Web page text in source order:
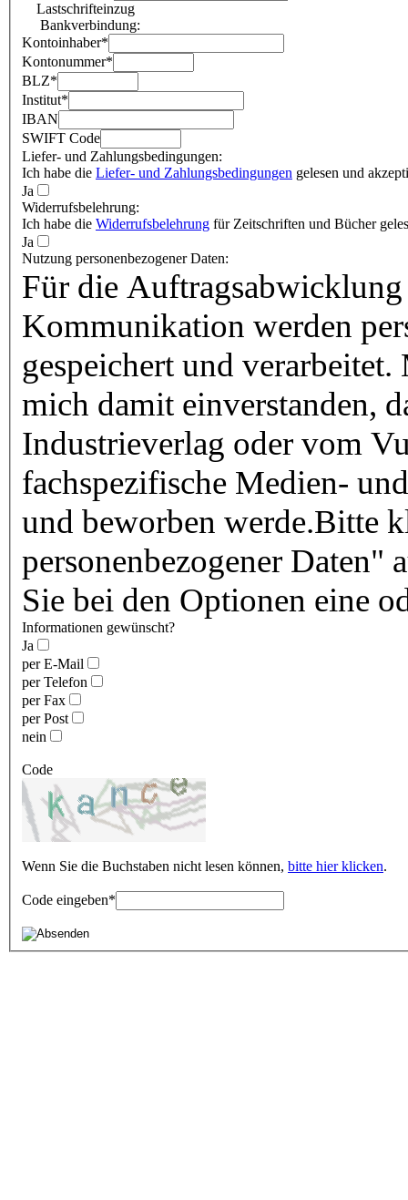
Lastschrifteinzug
Bankverbindung:
Kontoinhaber*
Kontonummer*
BLZ*
Institut*
IBAN
SWIFT Code
Liefer- und Zahlungsbedingungen:
Ich habe die Liefer- und Zahlungsbedingungen gelesen und
Ja
Widerrufsbelehrung:
Ich habe die Widerrufsbelehrung für Zeitschriften und Bücher
Ja
Nutzung personenbezogener Daten:
Für die
Kommunikation werden
gespeichert und
mich damit einverstanden,
Industrieverlag oder vom
fachspezifische Medien-
und beworben werde.Bitte
personenbezogener
Sie bei den Optionen eine
Informationen gewünscht?
Ja
per E-Mail
per Telefon
per Fax
per Post
nein
Code
Wenn Sie die Buchstaben nicht lesen können, bitte hier klicken.
Code eingeben*